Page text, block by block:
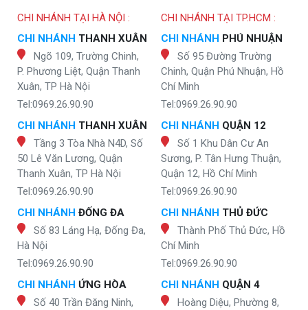
CHI NHÁNH TẠI HÀ NỘI :
CHI NHÁNH THANH XUÂN
Ngõ 109, Trường Chinh,
P. Phương Liệt, Quận Thanh
Xuân, TP Hà Nội
Tel:0969.26.90.90
CHI NHÁNH THANH XUÂN
Tầng 3 Tòa Nhà N4D, Số
50 Lê Văn Lương, Quận
Thanh Xuân, TP Hà Nội
Tel:0969.26.90.90
CHI NHÁNH ĐỐNG ĐA
Số 83 Láng Hạ, Đống Đa,
Hà Nội
Tel:0969.26.90.90
CHI NHÁNH ỨNG HÒA
Số 40 Trần Đăng Ninh,
CHI NHÁNH TẠI TP.HCM :
CHI NHÁNH PHÚ NHUẬN
Số 95 Đường Trường
Chinh, Quận Phú Nhuận, Hồ
Chí Minh
Tel:0969.26.90.90
CHI NHÁNH QUẬN 12
Số 1 Khu Dân Cư An
Sương, P. Tân Hưng Thuận,
Quận 12, Hồ Chí Minh
Tel:0969.26.90.90
CHI NHÁNH THỦ ĐỨC
Thành Phố Thủ Đức, Hồ
Chí Minh
Tel:0969.26.90.90
CHI NHÁNH QUẬN 4
Hoàng Diệu, Phường 8,